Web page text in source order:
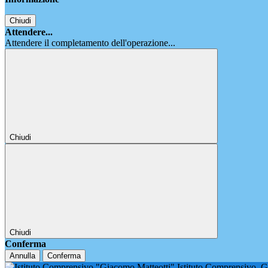
Chiudi
Attendere...
Attendere il completamento dell'operazione...
Chiudi
Chiudi
Conferma
Annulla Conferma